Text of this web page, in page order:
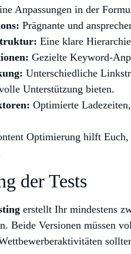
Anpassungen in der
Prägnante und
Eine klare
Gezielte Keyword-
Unterschiedliche
Unterstützung bieten.
Optimierte
Optimierung hilft
der Tests
erstellt Ihr mindestens
Beide Versionen müssen